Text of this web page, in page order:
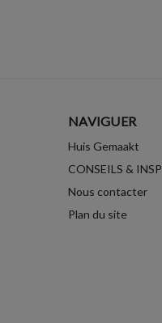
NAVIGUER
Huis Gemaakt
CONSEILS &
Nous contacter
Plan du site